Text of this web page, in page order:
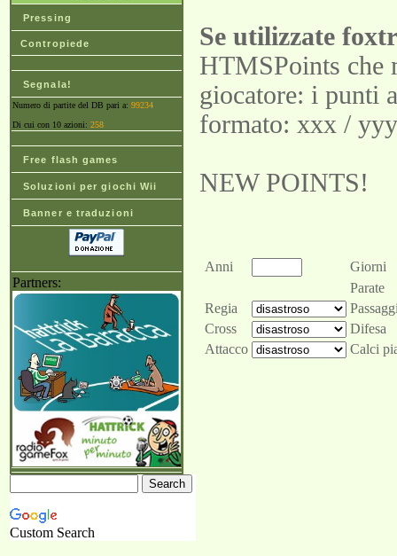
Pressing
Contropiede
Segnala!
Numero di partite del DB pari a: 99234
Di cui con 10 azioni: 258
Free flash games
Soluzioni per giochi Wii
Banner e traduzioni
Partners:
Custom Search
Se utilizzate
HTMSPoints che
giocatore: i punti
formato: xxx / yyy
NEW POINTS!
Anni
Giorni
Parate
Regia
Cross
Difesa
Attacco
Calci